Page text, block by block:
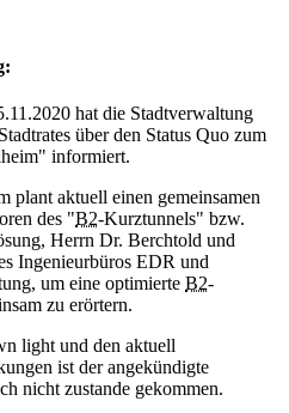
hat die Stadtverwaltung
über den Status Quo zum
informiert.
plant aktuell einen gemeinsamen
des "B2-Kurztunnels" bzw.
Herrn Dr. Berchtold und
Ingenieurbüros EDR und
um eine optimierte B2-
zu erörtern.
light und den aktuell
ist der angekündigte
nicht zustande gekommen.